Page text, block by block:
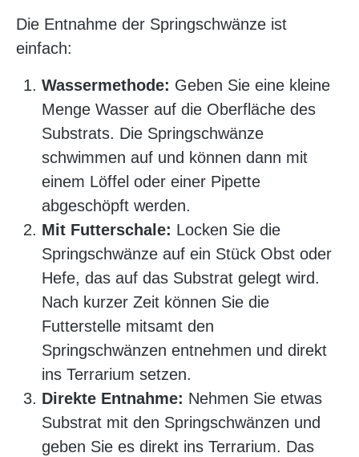
Die Entnahme der Springschwänze ist
einfach:
Wassermethode: Geben Sie eine kleine
Menge Wasser auf die Oberfläche des
Substrats. Die Springschwänze
schwimmen auf und können dann mit
einem Löffel oder einer Pipette
abgeschöpft werden.
Mit Futterschale: Locken Sie die
Springschwänze auf ein Stück Obst oder
Hefe, das auf das Substrat gelegt wird.
Nach kurzer Zeit können Sie die
Futterstelle mitsamt den
Springschwänzen entnehmen und direkt
ins Terrarium setzen.
Direkte Entnahme: Nehmen Sie etwas
Substrat mit den Springschwänzen und
geben Sie es direkt ins Terrarium. Das